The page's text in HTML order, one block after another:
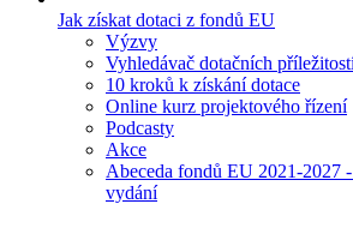
Jak získat dotaci z fondů EU
Výzvy
Vyhledávač dotačních
10 kroků k získání dotace
Online kurz projektového řízení
Podcasty
Akce
Abeceda fondů EU 2021-2027
vydání